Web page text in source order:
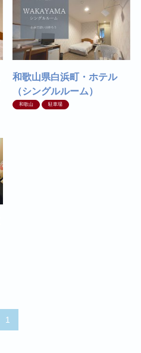
和歌山県白浜町・ホテル
（シングルルーム）
和歌山 駐車場
1